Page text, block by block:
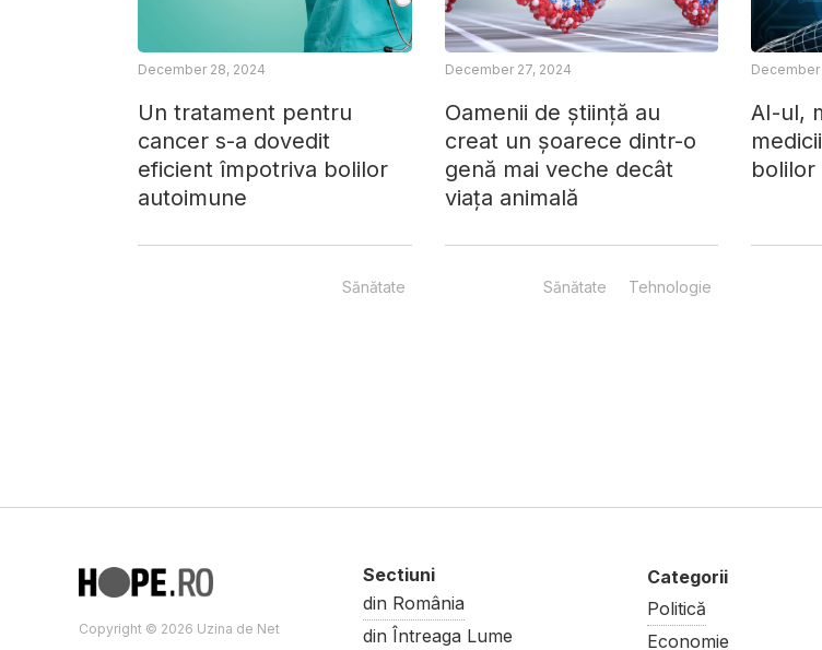
Un tratament pentru
cancer s-a dovedit
eficient împotriva bolilor
autoimune
December 28, 2024
Sănătate
Oamenii de știință au
creat un șoarece dintr-o
genă mai veche decât
viața animală
December 27, 2024
Sănătate Tehnologie
AI-ul,
bolilor
December
Copyright © 2026 Uzina de Net
Sectiuni
din România
din Întreaga Lume
Politică
Economie